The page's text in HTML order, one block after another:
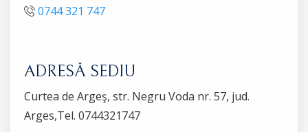
0744 321 747
ADRESĂ SEDIU
Curtea de Argeş, str. Negru Voda nr. 57, jud.
Arges,Tel. 0744321747